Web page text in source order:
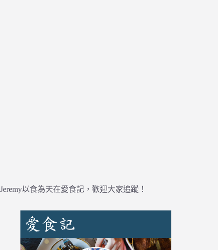
Jeremy以食為天在愛食記，歡迎大家追蹤！